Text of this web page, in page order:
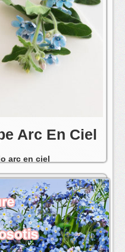
Arc En Ciel
arc en ciel